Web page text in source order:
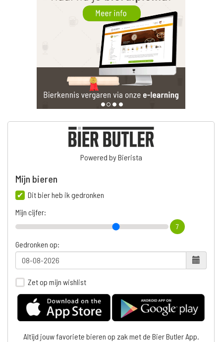
Powered by Bierista
Mijn bieren
Dit bier heb ik gedronken
Mijn cijfer:
7
Gedronken op:
Zet op mijn wishlist
Altijd jouw favoriete bieren op zak met de Bier Butler App.